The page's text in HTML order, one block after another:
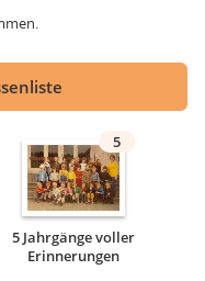
5
5 Jahrgänge voller
Erinnerungen